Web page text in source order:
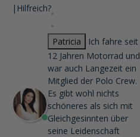
| Hilfreich?
Patricia
Ich fahre seit
12 Jahren Motorrad und
war auch Langezeit ein
Mitglied der Polo Crew.
Es gibt wohl nichts
schöneres als sich mit
Gleichgesinnten über
seine Leidenschaft